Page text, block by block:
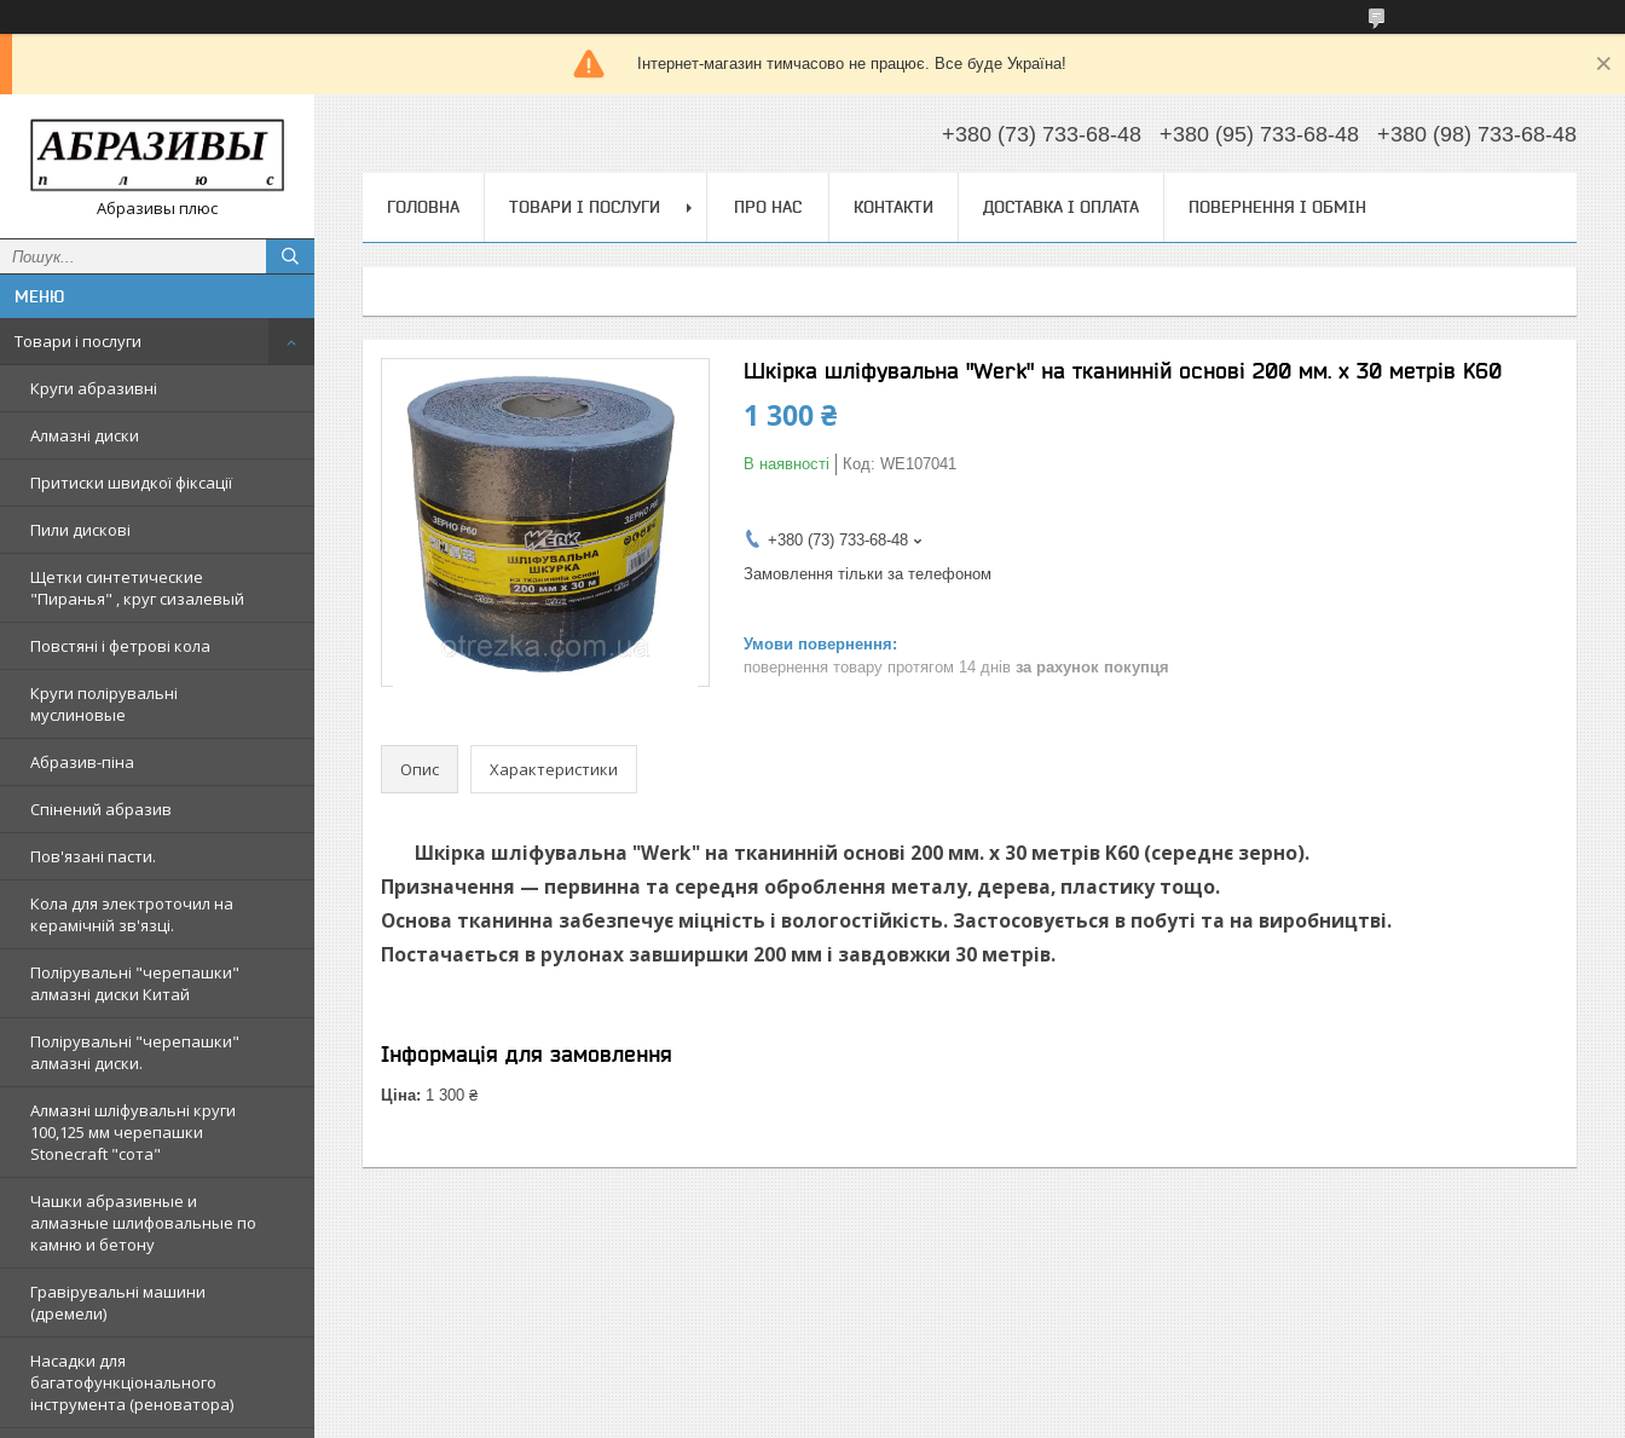
Інтернет-магазин тимчасово не працює. Все буде Україна!
Абразивы плюс
Товари і послуги
Круги абразивні
Алмазні диски
Притиски швидкої фіксації
Пили дискові
Щетки синтетические
"Пиранья" , круг сизалевый
Повстяні і фетрові кола
Круги полірувальні
муслиновые
Абразив-піна
Спінений абразив
Пов'язані пасти.
Кола для электроточил на
керамічній зв'язці.
Полірувальні "черепашки"
алмазні диски Китай
Полірувальні "черепашки"
алмазні диски.
Алмазні шліфувальні круги
100,125 мм черепашки
Stonecraft "сота"
Чашки абразивные и
алмазные шлифовальные по
камню и бетону
Гравірувальні машини
(дремели)
Насадки для
багатофункціонального
інструмента (реноватора)
+380 (73) 733-68-48 +380 (95) 733-68-48 +380 (98) 733-68-48
ГОЛОВНА ТОВАРИ І ПОСЛУГИ ПРО НАС КОНТАКТИ ДОСТАВКА І ОПЛАТА ПОВЕРНЕННЯ І ОБМІН
Шкірка шліфувальна "Werk" на тканинній основі 200 мм. х 30 метрів K60
1 300 ₴
В наявності Код: WE107041
+380 (73) 733-68-48
Замовлення тільки за телефоном
повернення товару протягом 14 днів за рахунок покупця
Опис Характеристики
Шкірка шліфувальна "Werk" на тканинній основі 200 мм. х 30 метрів K60 (середнє зерно).
Призначення — первинна та середня оброблення металу, дерева, пластику тощо.
Основа тканинна забезпечує міцність і вологостійкість. Застосовується в побуті та на виробництві.
Постачається в рулонах завширшки 200 мм і завдовжки 30 метрів.
Інформація для замовлення
Ціна: 1 300 ₴